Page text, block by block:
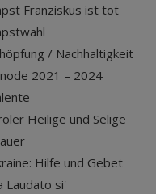
Franziskus ist tot
/ Nachhaltigkeit
2021 – 2024
Heilige und Selige
Hilfe und Gebet
Laudato si'